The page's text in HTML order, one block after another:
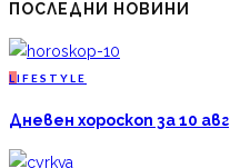
ПОСЛЕДНИ НОВИНИ
L IFESTYLE
Дневен хороскоп за 10